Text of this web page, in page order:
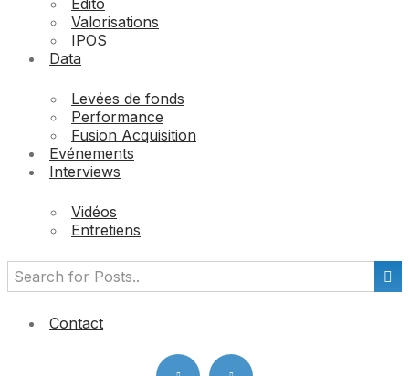
Edito
Valorisations
IPOS
Data
Levées de fonds
Performance
Fusion Acquisition
Evénements
Interviews
Vidéos
Entretiens
Contact